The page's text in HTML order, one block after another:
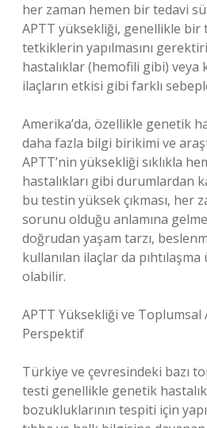
her zaman hemen bir tedavi
APTT yüksekliği, genellikle bir
tetkiklerin yapılmasını
hastalıklar (hemofili gibi) veya
ilaçların etkisi gibi farklı
Amerika’da, özellikle genetik
daha fazla bilgi birikimi ve
APTT’nin yüksekliği sıklıkla
hastalıkları gibi durumlardan
bu testin yüksek çıkması, her
sorunu olduğu anlamına
doğrudan yaşam tarzı,
kullanılan ilaçlar da
olabilir.
APTT Yüksekliği ve Toplumsal
Perspektif
Türkiye ve çevresindeki bazı
testi genellikle genetik
bozukluklarının tespiti için